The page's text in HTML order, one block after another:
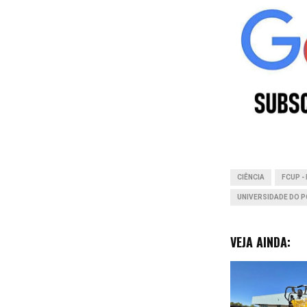
c
b
o
CIÊNCIA FCUP -
UNIVERSIDADE DO
VEJA AINDA: